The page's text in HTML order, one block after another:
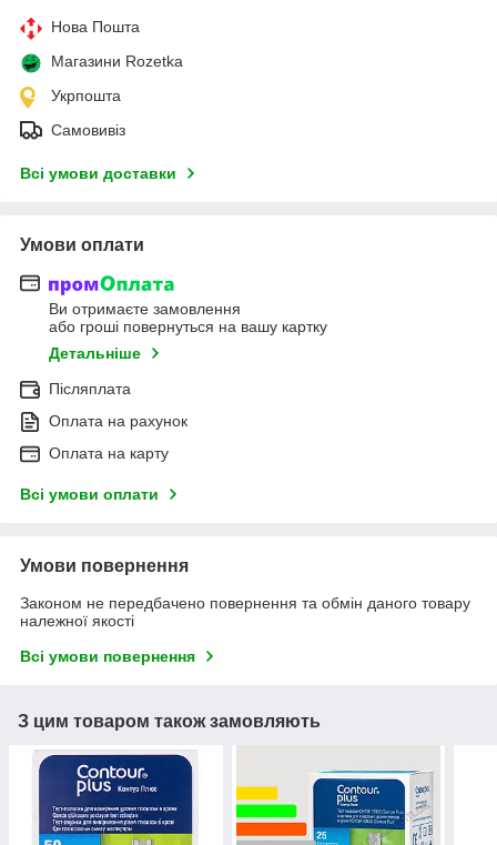
Нова Пошта
Магазини Rozetka
Укрпошта
Самовивіз
Всі умови доставки
Умови оплати
Ви отримаєте замовлення
або гроші повернуться на вашу картку
Детальніше
Післяплата
Оплата на рахунок
Оплата на карту
Всі умови оплати
Умови повернення
Законом не передбачено повернення та обмін даного товару
належної якості
Всі умови повернення
З цим товаром також замовляють